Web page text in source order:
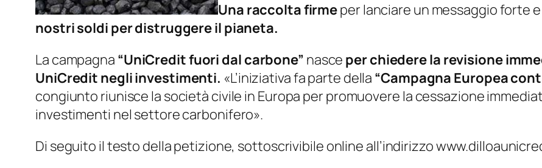
Una raccolta firmeper lanciare un messaggio forte
nostri soldi per distruggere il pianeta.
La campagna “UniCredit fuori dal carbone” nasce per chiedere la revisione
UniCredit negli investimenti. «L’iniziativa fa parte della “Campagna Europea
congiunto riunisce la società civile in Europa per promuovere la cessazione
investimenti nel settore carbonifero».
Di seguito il testo della petizione, sottoscrivibile online all’indirizzo